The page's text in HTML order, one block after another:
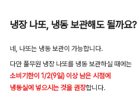
냉장 나또, 냉동 보관해도 될까요?
네 나또는 냉동 보관이 가능합니다.
다만 풀무원 냉장 나또를 냉동 보관하실 때에는
소비기한이 1/2(9일) 이상 남은 시점에
냉동실에 넣으시는 것을권장합니다.